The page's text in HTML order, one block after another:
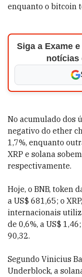
enquanto o bitcoin
Siga a Exame
notícias
No acumulado dos
negativo do ether
1,7%, enquanto
XRP e solana
respectivamente.
Hoje, o BNB, token
a US$ 681,65; o
internacionais
de 0,6%, a US$
90,32.
Segundo Vinicius
Underblock, a